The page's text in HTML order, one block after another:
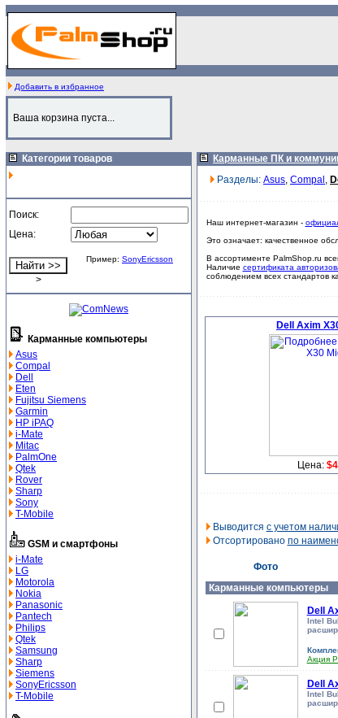
Добавить в избранное
Ваша корзина пуста...
Категории товаров
Поиск:
Цена:
>
Пример: SonyEricsson
Карманные компьютеры
Asus
Compal
Dell
Eten
Fujitsu Siemens
Garmin
HP iPAQ
i-Mate
Mitac
PalmOne
Qtek
Rover
Sharp
Sony
T-Mobile
GSM и смартфоны
i-Mate
LG
Motorola
Nokia
Panasonic
Pantech
Philips
Qtek
Samsung
Sharp
Siemens
SonyEricsson
T-Mobile
Карманные ПК и
Разделы: Asus, Compal ,
Наш интернет-магазин -
Это означает: качественное
В ассортименте PalmShop.ru
Наличие сертификата
соблюдением всех стандартов
Dell Axim
Цена:
Выводится с учетом
Отсортировано по
Фото
Карманные компьютеры
Dell
Intel
Акция
Dell
Intel